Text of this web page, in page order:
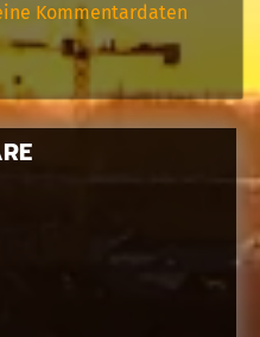
Kommentardaten